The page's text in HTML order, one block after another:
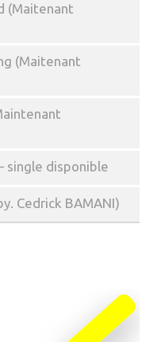
(Maitenant
(Maitenant
single disponible
Cedrick BAMANI)